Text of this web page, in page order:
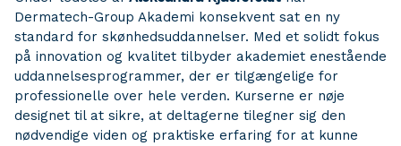
Dermatech-Group Akademi konsekvent sat en ny
standard for skønhedsuddannelser. Med et solidt fokus
på innovation og kvalitet tilbyder akademiet enestående
uddannelsesprogrammer, der er tilgængelige for
professionelle over hele verden. Kurserne er nøje
designet til at sikre, at deltagerne tilegner sig den
nødvendige viden og praktiske erfaring for at kunne